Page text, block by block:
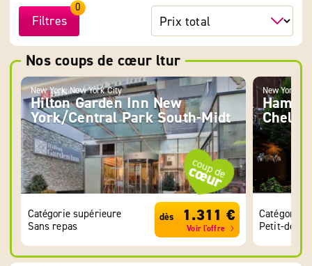
Filtres
0
Nos coups de cœur ltur
New York, New York City
Hilton Garden Inn New
York/Central Park South-Midt
Catégorie supérieure
Sans repas
dès 1.311 €
Voir l'offre
New York,
Catégorie
Petit-